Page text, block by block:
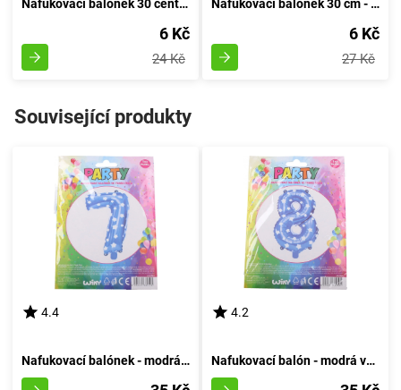
Nafukovací balónek 30 centimetrů - sada 5 kusů, s číslem 20
6 Kč
24 Kč
Nafukovací balónek 30 cm - sada 5 kusů, s číslem 10
6 Kč
27 Kč
Související produkty
4.4
Nafukovací balónek - modrá sedmička
4.2
Nafukovací balón - modrá varianta číslo osm